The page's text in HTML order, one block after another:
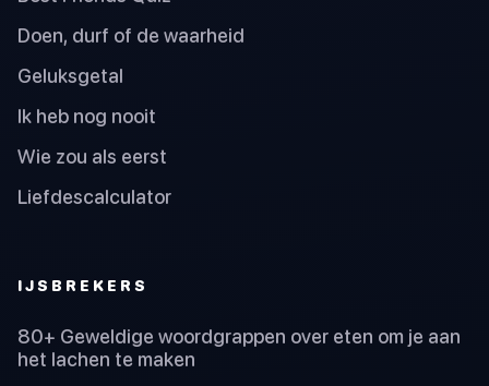
Doen, durf of de waarheid
Geluksgetal
Ik heb nog nooit
Wie zou als eerst
Liefdescalculator
IJSBREKERS
80+ Geweldige woordgrappen over eten om je aan
het lachen te maken